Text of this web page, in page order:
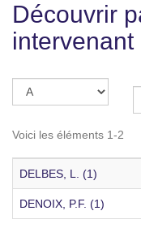
Découvrir
intervenant
Voici les éléments 1-2
DELBES, L. (1)
DENOIX, P.F. (1)